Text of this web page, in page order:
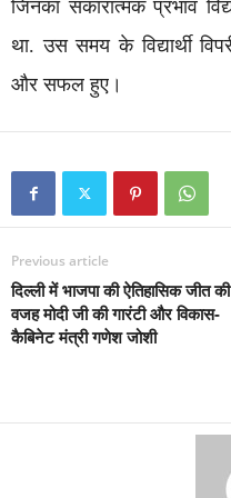
जिनका सकारात्मक प्रभाव
था. उस समय के विद्यार्थी
और सफल हुए।
Previous article
दिल्ली में भाजपा की ऐतिहासिक जीत की
वजह मोदी जी की गारंटी और विकास-
कैबिनेट मंत्री गणेश जोशी